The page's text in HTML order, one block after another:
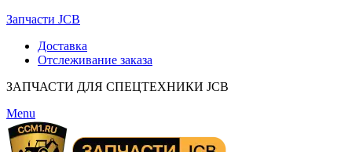
Запчасти JCB
Доставка
Отслеживание заказа
ЗАПЧАСТИ ДЛЯ СПЕЦТЕХНИКИ JCB
Menu